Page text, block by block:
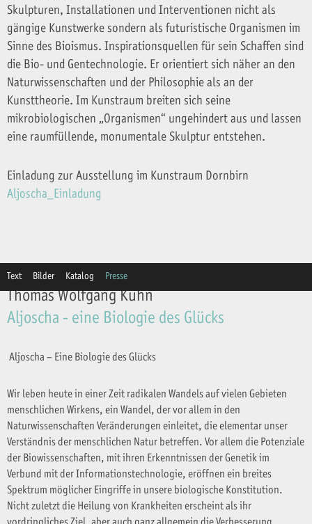
Skulpturen, Installationen und Interventionen nicht als
gängige Kunstwerke sondern als futuristische Organismen im
Sinne des Bioismus. Inspirationsquellen für sein Schaffen sind
die Bio- und Gentechnologie. Er orientiert sich näher an den
Naturwissenschaften und der Philosophie als an der
Kunsttheorie. Im Kunstraum breiten sich seine
mikrobiologischen „Organismen“ ungehindert aus und lassen
eine raumfüllende, monumentale Skulptur entstehen.
Einladung zur Ausstellung im Kunstraum Dornbirn
Aljoscha_Einladung
Text Bilder Katalog Presse
Thomas Wolfgang Kuhn
Aljoscha - eine Biologie des Glücks
Aljoscha – Eine Biologie des Glücks
Wir leben heute in einer Zeit radikalen Wandels auf vielen Gebieten
menschlichen Wirkens, ein Wandel, der vor allem in den
Naturwissenschaften Veränderungen einleitet, die elementar unser
Verständnis der menschlichen Natur betreffen. Vor allem die Potenziale
der Biowissenschaften, mit ihren Erkenntnissen der Genetik im
Verbund mit der Informationstechnologie, eröffnen ein breites
Spektrum möglicher Eingriffe in unsere biologische Konstitution.
Nicht zuletzt die Heilung von Krankheiten erscheint als ihr